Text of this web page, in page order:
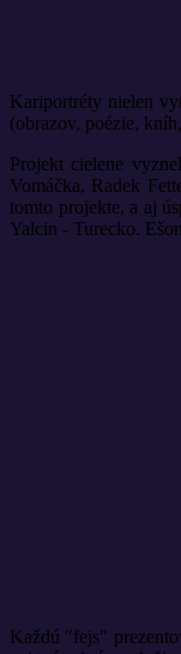
Kariportréty nielen
(obrazov, poézie,
Projekt cielene
Vomáčka, Radek
tomto projekte, a aj
Yalcin - Turecko.
Každú "fejs"